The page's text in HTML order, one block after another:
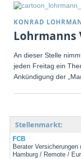
KONRAD
Lohrmanns
An dieser Stelle
jeden Freitag ein
Ankündigung der
Stellenmarkt:
FCB
Berater Versicherungen
Hamburg / Remote /